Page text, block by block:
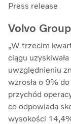
Press release
Volvo
„W trzecim
ciągu
uwzględnieniu
wzrosła o 9%
przychód
co odpowiada
wysokości